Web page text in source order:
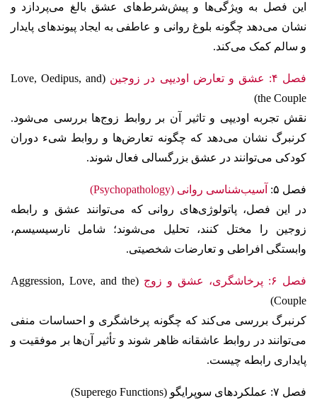
این فصل به ویژگی‌ها و پیش‌شرط‌های عشق بالغ می‌پردازد و
نشان می‌دهد چگونه بلوغ روانی و عاطفی به ایجاد پیوندهای پایدار
و سالم کمک می‌کند.
فصل ۴: عشق و تعارض اودیپی در زوجین
(Love, Oedipus, and
the Couple)
نقش تجربه اودیپی و تاثیر آن بر روابط زوج‌ها بررسی می‌شود.
کرنبرگ نشان می‌دهد که چگونه تعارض‌ها و روابط شیء دوران
کودکی می‌توانند در عشق بزرگسالی فعال شوند.
فصل ۵: آسیب‌شناسی روانی (Psychopathology)
در این فصل، پاتولوژی‌های روانی که می‌توانند عشق و رابطه
زوجین را مختل کنند، تحلیل می‌شوند؛ شامل نارسیسیسم،
وابستگی افراطی و تعارضات شخصیتی.
فصل ۶: پرخاشگری، عشق و زوج
(Aggression, Love, and the
Couple)
کرنبرگ بررسی می‌کند که چگونه پرخاشگری و احساسات منفی
می‌توانند در روابط عاشقانه ظاهر شوند و تأثیر آن‌ها بر موفقیت و
پایداری رابطه چیست.
فصل ۷: عملکردهای سوپرایگو (Superego Functions)